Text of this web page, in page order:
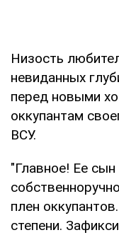
Низость
невиданных
перед новыми
оккупантам
ВСУ.
"Главное! Ее
плен
степени.